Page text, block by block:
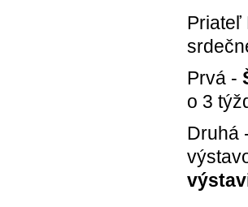
Priateľ
Prvá -
o 3
Druhá